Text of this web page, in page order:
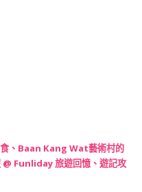
、Baan Kang Wat藝術村的
@ Funliday 旅遊回憶、遊記攻